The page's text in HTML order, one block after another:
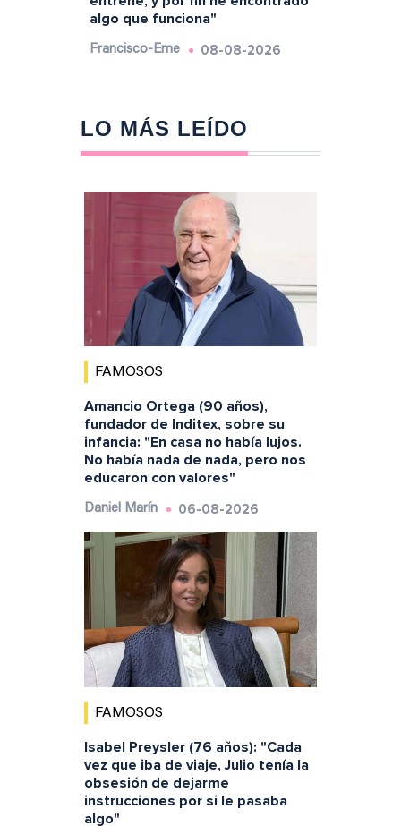
algo que funciona"
Francisco-Eme 08-08-2026
LO MÁS LEÍDO
FAMOSOS
Amancio Ortega (90 años),
fundador de Inditex, sobre su
infancia: "En casa no había lujos.
No había nada de nada, pero nos
educaron con valores"
Daniel Marín 06-08-2026
FAMOSOS
Isabel Preysler (76 años): "Cada
vez que iba de viaje, Julio tenía la
obsesión de dejarme
instrucciones por si le pasaba
algo"